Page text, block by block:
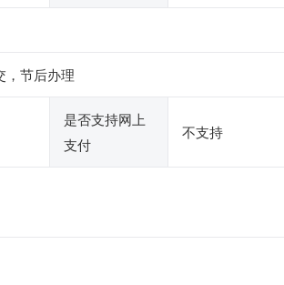
，节后办理
是否支持网上
支付
不支持